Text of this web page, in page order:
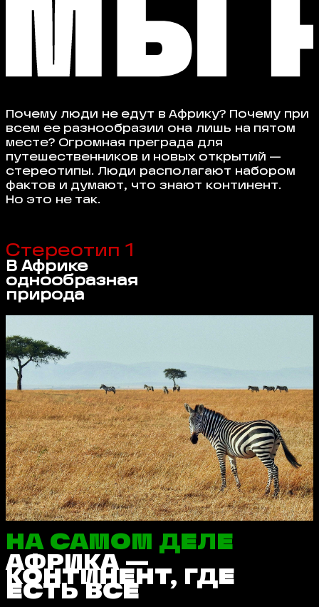
Почему люди не едут в Африку? Почему при
всем ее разнообразии она лишь на пятом
месте? Огромная преграда для
путешественников и новых открытий —
стереотипы. Люди располагают набором
фактов и думают, что знают континент.
Но это не так.
Стереотип 1
В Африке
однообразная
природа
НА САМОМ ДЕЛЕ
АФРИКА —
КОНТИНЕНТ, ГДЕ
ЕСТЬ ВСЕ